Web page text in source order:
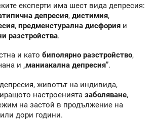
експерти има шест вида депресия:
депресия, дистимия,
, предменстурална дисфория и
разстройства.
и като биполярно разстройство,
и „маниакална депресия”.
животът на индивида,
настроенията заболяване,
на застой в продължение на
дори години.